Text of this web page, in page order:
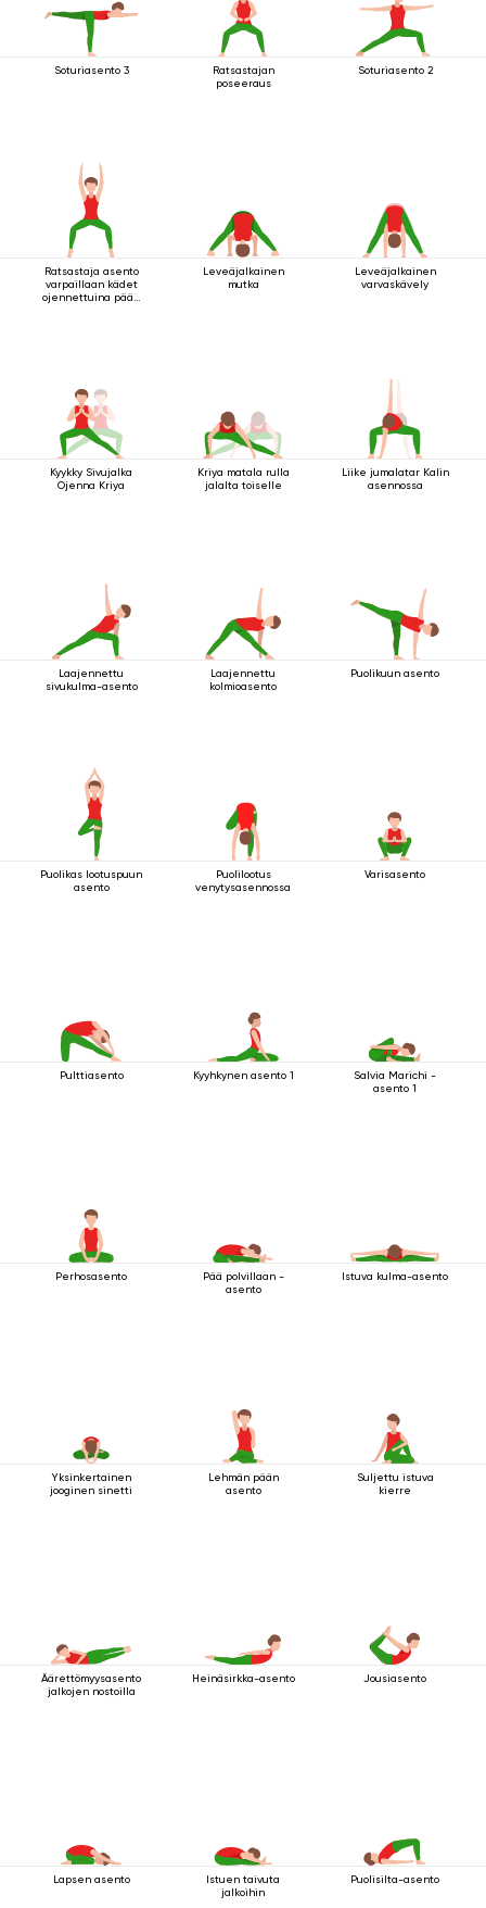
Soturiasento 3
Ratsastajan
poseeraus
Soturiasento 2
Ratsastaja asento
varpaillaan kädet
ojennettuina pään
Leveäjalkainen
mutka
Leveäjalkainen
varvaskävely
Kyykky Sivujalka
Ojenna Kriya
Kriya matala rulla
jalalta toiselle
Liike jumalatar Kalin
asennossa
Laajennettu
sivukulma-asento
Laajennettu
kolmioasento
Puolikuun asento
Puolikas lootuspuun
asento
Puolilootus
venytysasennossa
Varisasento
Pulttiasento Kyyhkynen asento 1
Salvia Marichi -
asento 1
Perhosasento
Pää polvillaan -
asento
Istuva kulma-asento
Yksinkertainen
jooginen sinetti
Lehmän pään
asento
Suljettu istuva
kierre
Äärettömyysasento
jalkojen nostoilla
Heinäsirkka-asento Jousiasento
Lapsen asento
Istuen taivuta
jalkoihin
Puolisilta-asento